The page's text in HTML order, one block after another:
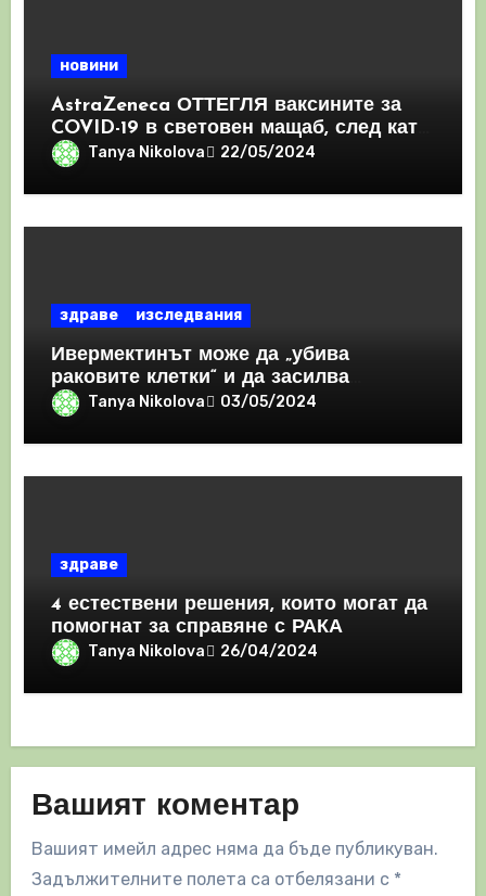
новини
AstraZeneca ОТТЕГЛЯ ваксините за
COVID-19 в световен мащаб, след като
призна, че те причиняват КРЪВНИ
съсиреци
Tanya Nikolova 22/05/2024
здраве изследвания
Ивермектинът може да „убива
раковите клетки“ и да засилва
имунния отговор
Tanya Nikolova 03/05/2024
здраве
4 естествени решения, които могат да
помогнат за справяне с РАКА
Tanya Nikolova 26/04/2024
Вашият коментар
Вашият имейл адрес няма да бъде публикуван.
Задължителните полета са отбелязани с *